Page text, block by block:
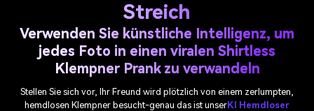
Streich
Verwenden Sie künstliche Intelligenz, um
jedes Foto in einen viralen Shirtless
Klempner Prank zu verwandeln
Stellen Sie sich vor, Ihr Freund wird plötzlich von einem zerlumpten,
hemdlosen Klempner besucht-genau das ist unserKI Hemdloser